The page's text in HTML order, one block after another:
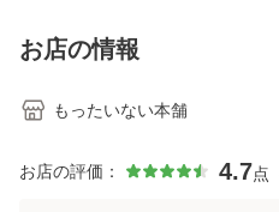
恵 藤本幸三 / 南江
堂 [単行
お店の情報
もったいない本舗
お店の評価： 4.7点